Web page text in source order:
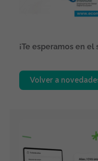
¡Te esperamos en
Volver a